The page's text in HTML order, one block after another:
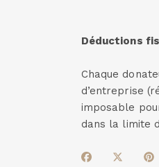
Déductions
Chaque
d’entreprise
imposable
dans la limite